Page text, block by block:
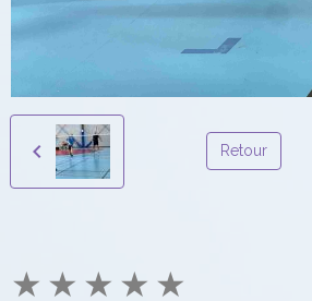
Retour
★ ★ ★ ★ ★